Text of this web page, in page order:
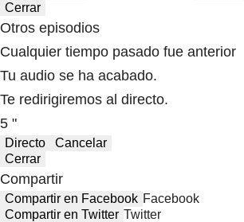
Cerrar
Otros episodios
Cualquier tiempo pasado fue anterior
Tu audio se ha acabado.
Te redirigiremos al directo.
5 "
Directo
Cancelar
Cerrar
Compartir
Compartir en Facebook Facebook
Compartir en Twitter Twitter